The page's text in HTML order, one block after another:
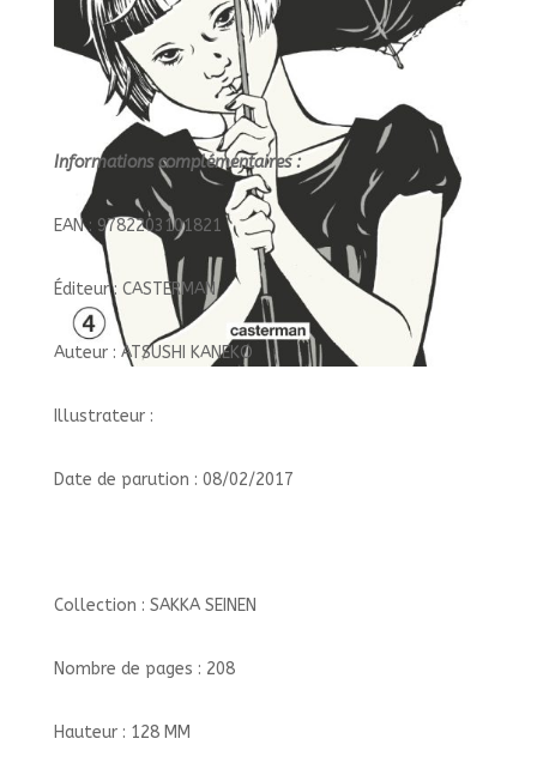
Informations complémentaires :
EAN : 9782203101821
Éditeur : CASTERMAN
Auteur : ATSUSHI KANEKO
Illustrateur :
Date de parution : 08/02/2017
Collection : SAKKA SEINEN
Nombre de pages : 208
Hauteur : 128 MM